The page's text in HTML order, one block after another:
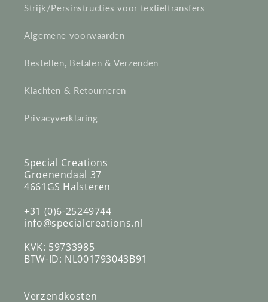
Strijk/Persinstructies voor textieltransfers
Algemene voorwaarden
Bestellen, Betalen & Verzenden
Klachten & Retourneren
Privacyverklaring
Special Creations
Groenendaal 37
4661GS Halsteren
+31 (0)6-25249744
info@specialcreations.nl
KVK: 59733985
BTW-ID: NL001793043B91
Verzendkosten